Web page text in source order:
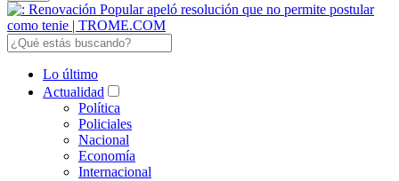
Lo último
Actualidad
Política
Policiales
Nacional
Economía
Internacional